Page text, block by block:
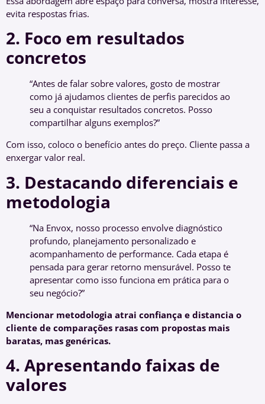
evita respostas frias.
2. Foco em resultados
concretos
“Antes de falar sobre valores, gosto de mostrar
como já ajudamos clientes de perfis parecidos ao
seu a conquistar resultados concretos. Posso
compartilhar alguns exemplos?”
Com isso, coloco o benefício antes do preço. Cliente passa a
enxergar valor real.
3. Destacando diferenciais e
metodologia
“Na Envox, nosso processo envolve diagnóstico
profundo, planejamento personalizado e
acompanhamento de performance. Cada etapa é
pensada para gerar retorno mensurável. Posso te
apresentar como isso funciona em prática para o
seu negócio?”
Mencionar metodologia atrai confiança e distancia o
cliente de comparações rasas com propostas mais
baratas, mas genéricas.
4. Apresentando faixas de
valores